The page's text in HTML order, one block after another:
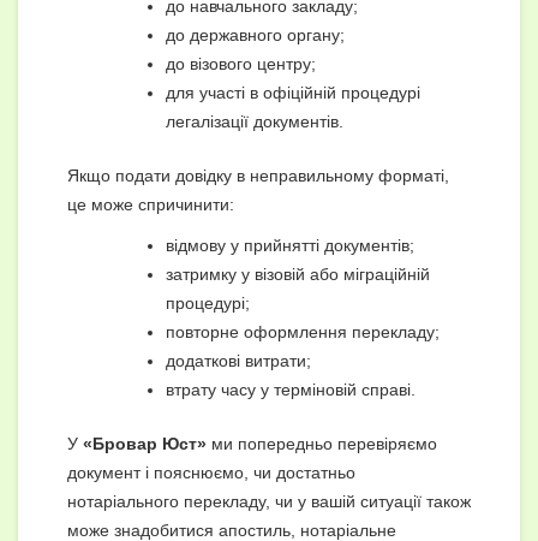
до навчального закладу;
до державного органу;
до візового центру;
для участі в офіційній процедурі
легалізації документів.
Якщо подати довідку в неправильному форматі,
це може спричинити:
відмову у прийнятті документів;
затримку у візовій або міграційній
процедурі;
повторне оформлення перекладу;
додаткові витрати;
втрату часу у терміновій справі.
У «Бровар Юст» ми попередньо перевіряємо
документ і пояснюємо, чи достатньо
нотаріального перекладу, чи у вашій ситуації також
може знадобитися апостиль, нотаріальне